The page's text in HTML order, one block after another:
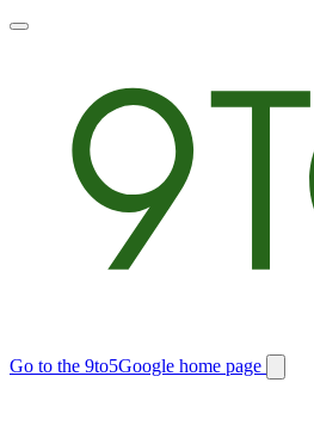
Toggle
Go to the 9to5Google home page
Switch